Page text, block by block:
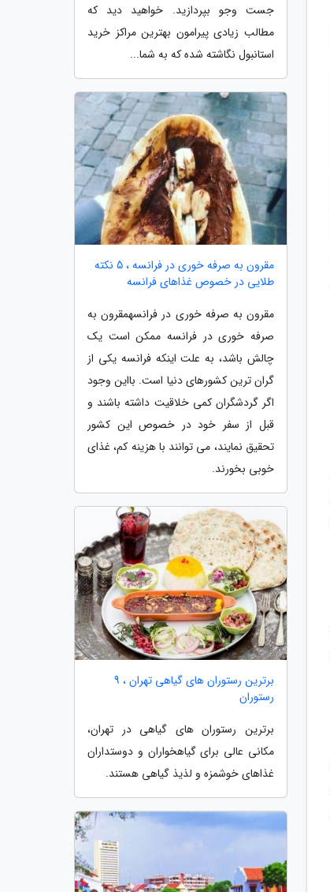
جست وجو بپردازید. خواهید دید که
مطالب زیادی پیرامون بهترین مراکز خرید
استانبول نگاشته شده که به شما...
مقرون به صرفه خوری در فرانسه ، 5 نکته
طلایی در خصوص غذاهای فرانسه
مقرون به صرفه خوری در فرانسهمقرون به
صرفه خوری در فرانسه ممکن است یک
چالش باشد، به علت اینکه فرانسه یکی از
گران ترین کشورهای دنیا است. بااین وجود
اگر گردشگران کمی خلاقیت داشته باشند و
قبل از سفر خود در خصوص این کشور
تحقیق نمایند، می توانند با هزینه کم، غذای
خوبی بخورند.
برترین رستوران های گیاهی تهران ، 9
رستوران
برترین رستوران های گیاهی در تهران،
مکانی عالی برای گیاهخواران و دوستداران
غذاهای خوشمزه و لذیذ گیاهی هستند.